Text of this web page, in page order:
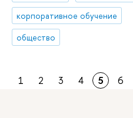
корпоративное обучение
общество
1 2 3 4 5 6